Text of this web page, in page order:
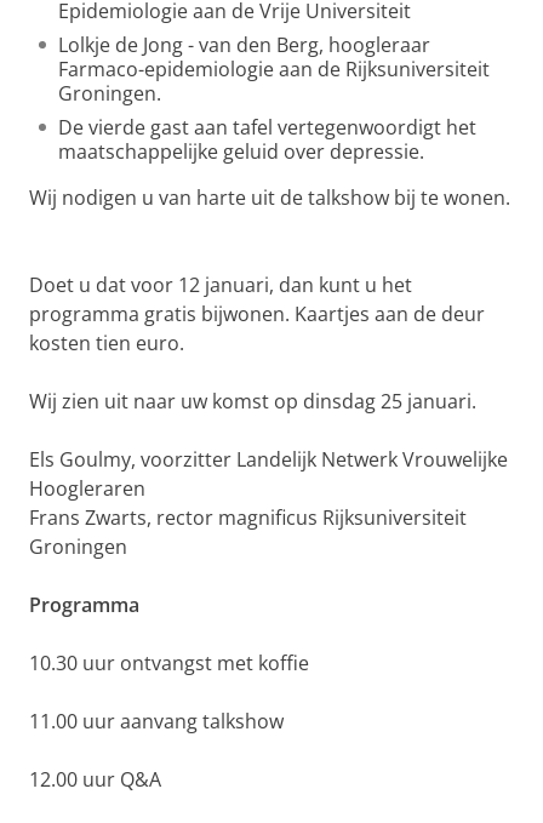
Epidemiologie aan de Vrije Universiteit
Lolkje de Jong - van den Berg, hoogleraar
Farmaco-epidemiologie aan de Rijksuniversiteit
Groningen.
De vierde gast aan tafel vertegenwoordigt het
maatschappelijke geluid over depressie.
Wij nodigen u van harte uit de talkshow bij te wonen.
Doet u dat voor 12 januari, dan kunt u het
programma gratis bijwonen. Kaartjes aan de deur
kosten tien euro.
Wij zien uit naar uw komst op dinsdag 25 januari.
Els Goulmy, voorzitter Landelijk Netwerk Vrouwelijke
Hoogleraren
Frans Zwarts, rector magnificus Rijksuniversiteit
Groningen
Programma
10.30 uur ontvangst met koffie
11.00 uur aanvang talkshow
12.00 uur Q&A